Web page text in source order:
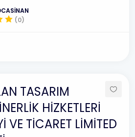
(0)
TASARIM
HİZKETLERİ
VE TİCARET LİMİTED